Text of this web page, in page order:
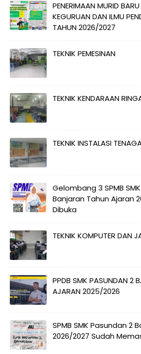
PENERIMAAN MURID
KEGURUAN DAN ILMU
TAHUN 2026/2027
TEKNIK PEMESINAN
TEKNIK KENDARAAN
TEKNIK INSTALASI
Gelombang 3 SPMB
Banjaran Tahun Ajaran
Dibuka
TEKNIK KOMPUTER DAN
PPDB SMK PASUNDAN 2
AJARAN 2025/2026
SPMB SMK Pasundan 2
2026/2027 Sudah